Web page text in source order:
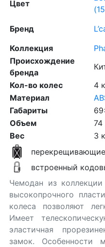
Цвет
Бренд
Коллекция
Происхождение
бренда
Кол-во колес
4
Материал
Габариты
Объем
74
Вес
3
встроенный
Чемодан из
высокопрочного
колеса позволяют
Имеет
эластичная
замок. Особенности